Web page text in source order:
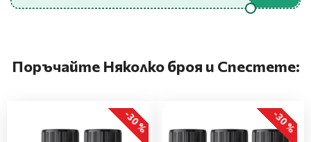
Поръчайте Няколко броя и Спестете:
-30 % -30 %